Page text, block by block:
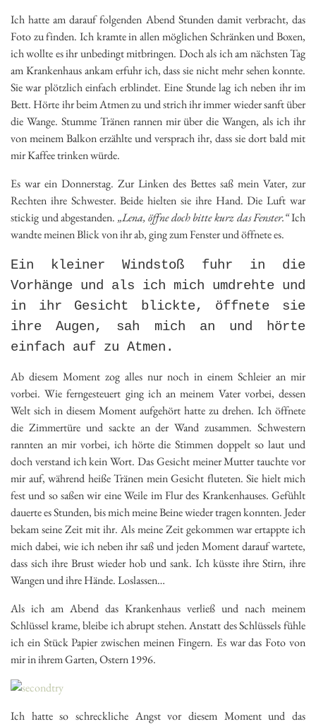
Ich hatte am darauf folgenden Abend Stunden damit verbracht, das
Foto zu finden. Ich kramte in allen möglichen Schränken und Boxen,
ich wollte es ihr unbedingt mitbringen. Doch als ich am nächsten Tag
am Krankenhaus ankam erfuhr ich, dass sie nicht mehr sehen konnte.
Sie war plötzlich einfach erblindet. Eine Stunde lag ich neben ihr im
Bett. Hörte ihr beim Atmen zu und strich ihr immer wieder sanft über
die Wange. Stumme Tränen rannen mir über die Wangen, als ich ihr
von meinem Balkon erzählte und versprach ihr, dass sie dort bald mit
mir Kaffee trinken würde.
Es war ein Donnerstag. Zur Linken des Bettes saß mein Vater, zur
Rechten ihre Schwester. Beide hielten sie ihre Hand. Die Luft war
stickig und abgestanden.„Lena, öffne doch bitte kurz das Fenster.“Ich
wandte meinen Blick von ihr ab, ging zum Fenster und öffnete es.
Ein kleiner Windstoß fuhr in die
Vorhänge und als ich mich umdrehte und
in ihr Gesicht blickte, öffnete sie
ihre Augen, sah mich an und hörte
einfach auf zu Atmen.
Ab diesem Moment zog alles nur noch in einem Schleier an mir
vorbei. Wie ferngesteuert ging ich an meinem Vater vorbei, dessen
Welt sich in diesem Moment aufgehört hatte zu drehen. Ich öffnete
die Zimmertüre und sackte an der Wand zusammen. Schwestern
rannten an mir vorbei, ich hörte die Stimmen doppelt so laut und
doch verstand ich kein Wort. Das Gesicht meiner Mutter tauchte vor
mir auf, während heiße Tränen mein Gesicht fluteten. Sie hielt mich
fest und so saßen wir eine Weile im Flur des Krankenhauses. Gefühlt
dauerte es Stunden, bis mich meine Beine wieder tragen konnten. Jeder
bekam seine Zeit mit ihr. Als meine Zeit gekommen war ertappte ich
mich dabei, wie ich neben ihr saß und jeden Moment darauf wartete,
dass sich ihre Brust wieder hob und sank. Ich küsste ihre Stirn, ihre
Wangen und ihre Hände. Loslassen…
Als ich am Abend das Krankenhaus verließ und nach meinem
Schlüssel krame, bleibe ich abrupt stehen. Anstatt des Schlüssels fühle
ich ein Stück Papier zwischen meinen Fingern. Es war das Foto von
mir in ihrem Garten, Ostern 1996.
Ich hatte so schreckliche Angst vor diesem Moment und das